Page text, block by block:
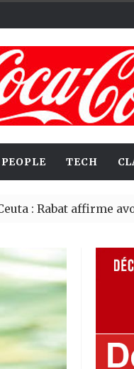
PEOPLE TECH
affirme avoir